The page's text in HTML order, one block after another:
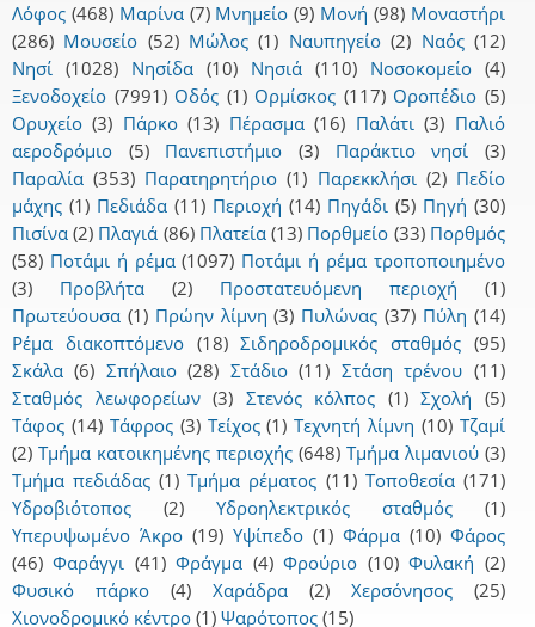
Λόφος (468) Μαρίνα(7) Μνημείο (9) Μονή (98) Μοναστήρι
(286) Μουσείο (52) Μώλος (1) Ναυπηγείο(2) Ναός(12)
Νησί (1028) Νησίδα(10) Νησιά(110) Νοσοκομείο(4)
Ξενοδοχείο (7991) Οδός (1) Ορμίσκος (117) Οροπέδιο (5)
Ορυχείο (3) Πάρκο(13) Πέρασμα(16) Παλάτι(3) Παλιό
αεροδρόμιο (5) Πανεπιστήμιο (3) Παράκτιο νησί (3)
Παραλία (353) Παρατηρητήριο (1) Παρεκκλήσι(2) Πεδίο
μάχης (1) Πεδιάδα(11) Περιοχή (14) Πηγάδι(5) Πηγή (30)
Πισίνα (2) Πλαγιά (86) Πλατεία(13) Πορθμείο (33) Πορθμός
(58) Ποτάμι ή ρέμα(1097) Ποτάμι ή ρέμα τροποποιημένο
(3)
Προβλήτα(2) Προστατευόμενη περιοχή (1)
Πρωτεύουσα (1) Πρώην λίμνη (3) Πυλώνας (37) Πύλη (14)
Ρέμα διακοπτόμενο(18) Σιδηροδρομικός σταθμός (95)
Σκάλα (6) Σπήλαιο(28) Στάδιο(11) Στάση τρένου (11)
Σταθμός λεωφορείων(3) Στενός κόλπος (1) Σχολή (5)
Τάφος (14) Τάφρος(3) Τείχος(1) Τεχνητή λίμνη (10) Τζαμί
(2) Τμήμα κατοικημένης περιοχής(648) Τμήμα λιμανιού(3)
Τμήμα πεδιάδας (1) Τμήμα ρέματος (11) Τοποθεσία(171)
Υδροβιότοπος (2) Υδροηλεκτρικός σταθμός(1)
Υπερυψωμένο Άκρο(19) Υψίπεδο(1) Φάρμα(10) Φάρος
(46) Φαράγγι (41) Φράγμα (4) Φρούριο (10) Φυλακή (2)
Φυσικό πάρκο(4) Χαράδρα(2) Χερσόνησος(25)
Χιονοδρομικό κέντρο (1) Ψαρότοπος (15)